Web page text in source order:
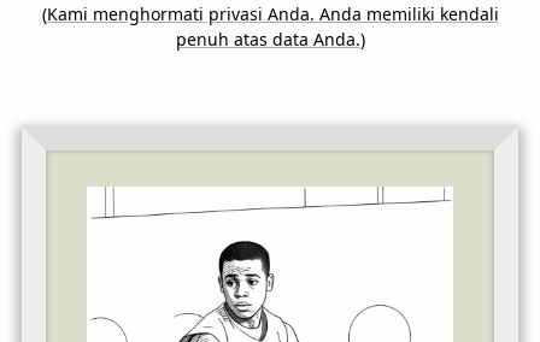
(Kami menghormati privasi Anda. Anda memiliki kendali
penuh atas data Anda.)